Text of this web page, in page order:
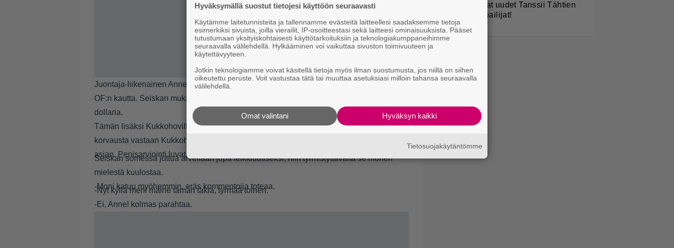
Juontaja-liikenainen Anne Kukkohovi on ryhtynyt myymään käytettyjä pikkuhousujaan
OF:n kautta. Seiskan mukaan minigrip-pussissa toimitettava tuoksulähetys maksaa 500
dollaria.
Tämän lisäksi Kukkohoville voi lähettää kuvan miehuudestaan, jolloin 100 euron
korvausta vastaan Kukkohovi lupaa arvostella videolla yksityiskohtaisesti näkemänsä
asian. Penisarviointi luvataan tehdä 48 tunnin kuluessa tilauksesta, Seiska kertoo.
Seiskan somessa juttua arvellaan jopa feikkiuutiseksi, niin tyrmistyttävältä se monen
mielestä kuulostaa.
-Moni katuu myöhemmin, eräs kommentoija toteaa.
-Nyt kyllä meni maine tämän takia, tyrmää toinen.
-Ei, Anne! kolmas parahtaa.
MTV: He ovat uudet Tanssii Tähtien
Kanssa -kilpailijat!
Hyväksymällä suostut tietojesi käyttöön seuraavasti
Käytämme laitetunnisteita ja tallennamme evästeitä laitteellesi saadaksemme tietoja
esimerkiksi sivuista, joilla vierailit, IP-osoitteestasi sekä laitteesi ominaisuuksista. Pääset
tutustumaan yksityiskohtaisesti käyttötarkoituksiin ja teknologiakumppaneihimme
seuraavalla välilehdellä. Hylkääminen voi vaikuttaa sivuston toimivuuteen ja
käytettävyyteen.
Jotkin teknologiamme voivat käsitellä tietoja myös ilman suostumusta, jos niillä on siihen
oikeutettu peruste. Voit vastustaa tätä tai muuttaa asetuksiasi milloin tahansa seuraavalla
välilehdellä.
Hyväksyn kaikki
Omat valintani
Tietosuojakäytäntömme